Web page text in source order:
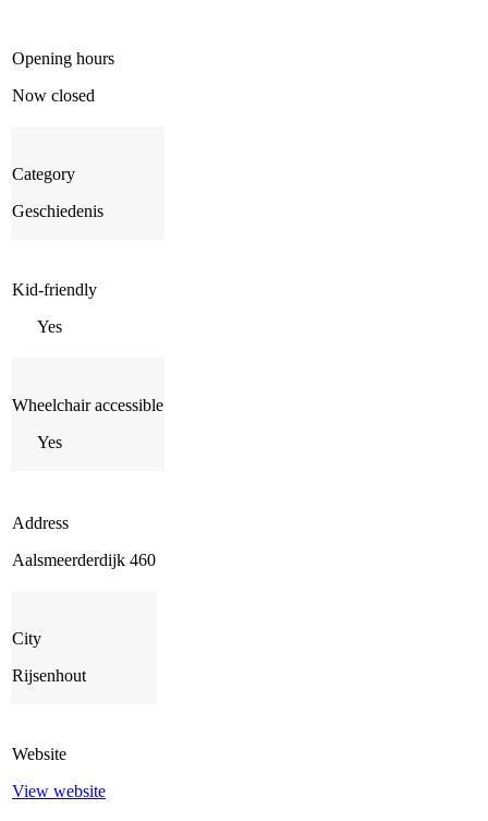
Opening hours
Now closed
Category
Geschiedenis
Kid-friendly
Yes
Wheelchair accessible
Yes
Address
Aalsmeerderdijk 460
City
Rijsenhout
Website
View website